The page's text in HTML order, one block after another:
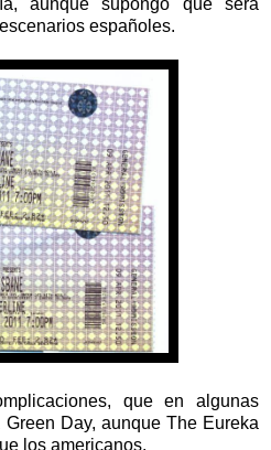
españoles.
que en algunas
Day, aunque The Eureka
los americanos.